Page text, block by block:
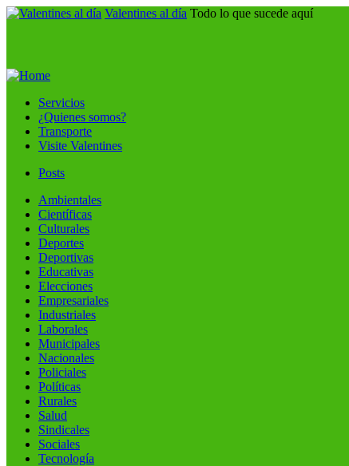
Valentines al día Todo lo que sucede aquí
Servicios
¿Quienes somos?
Transporte
Visite Valentines
Posts
Ambientales
Científicas
Culturales
Deportes
Deportivas
Educativas
Elecciones
Empresariales
Industriales
Laborales
Municipales
Nacionales
Policiales
Políticas
Rurales
Salud
Sindicales
Sociales
Tecnología